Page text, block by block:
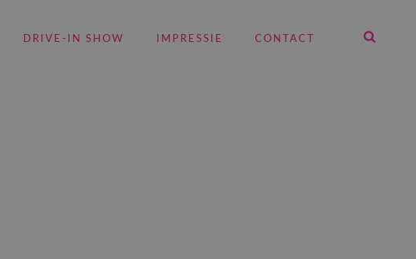
DRIVE-IN SHOW IMPRESSIE CONTACT